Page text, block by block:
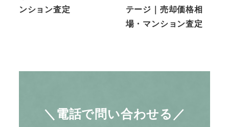
ンション査定
テージ｜売却価格相
場・マンション査定
＼電話で問い合わせる／